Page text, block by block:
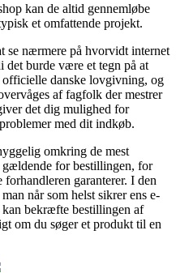
kan de altid gennemløbe
et omfattende projekt.
se nærmere på hvorvidt internet
det burde være et tegn på at
danske lovgivning, og
af fagfolk der mestrer
det dig mulighed for
med dit indkøb.
omkring de mest
gældende for bestillingen, for
garanterer. I den
når som helst sikrer ens e-
bekræfte bestillingen af
om du søger et produkt til en